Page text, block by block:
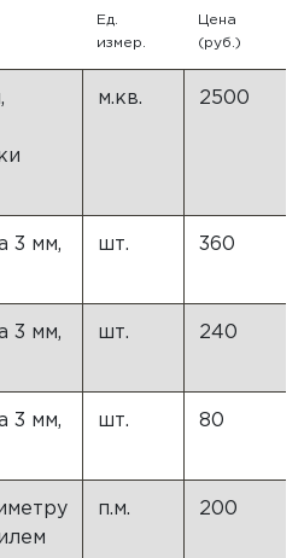
Ед.
измер.
Цена
(руб.)
м.кв. 2500
3 мм,
шт. 360
3 мм,
шт. 240
3 мм,
шт. 80
п.м. 200